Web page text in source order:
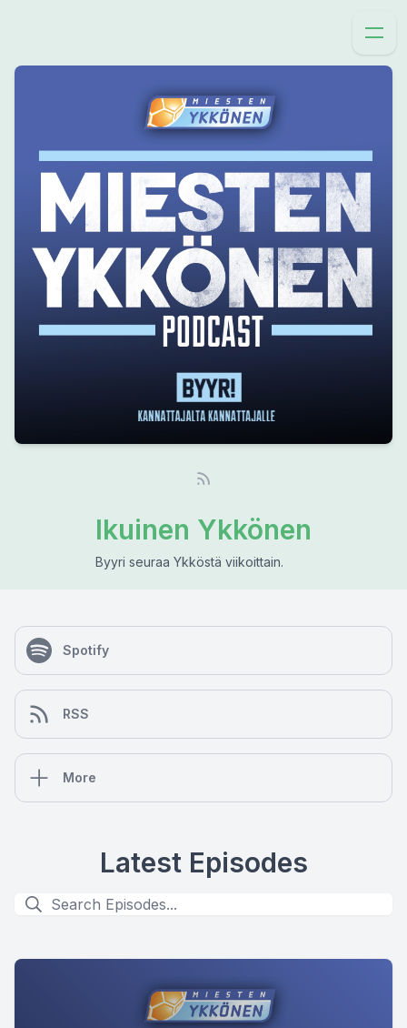
Ikuinen Ykkönen
Byyri seuraa Ykköstä viikoittain.
Spotify
RSS
More
Latest Episodes